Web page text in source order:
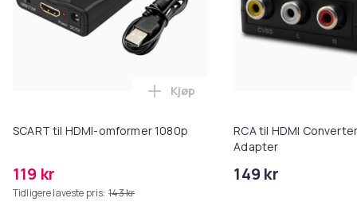
SCART til HDMI-omformer 1080p
119 kr
Tidligere laveste pris: 143 kr
Legg SCART til HDMI-omformer
Kjøp
RCA til HDMI
Adapter
149 kr